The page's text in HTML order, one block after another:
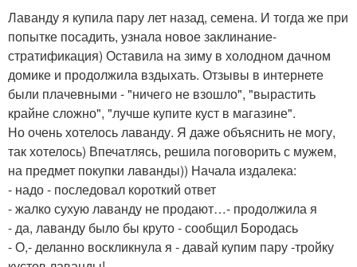
Лаванду я купила пару лет назад, семена. И тогда же при
попытке посадить, узнала новое заклинание-
стратификация) Оставила на зиму в холодном дачном
домике и продолжила вздыхать. Отзывы в интернете
были плачевными - "ничего не взошло", "вырастить
крайне сложно", "лучше купите куст в магазине".
Но очень хотелось лаванду. Я даже объяснить не могу,
так хотелось) Впечатлясь, решила поговорить с мужем,
на предмет покупки лаванды)) Начала издалека:
- надо - последовал короткий ответ
- жалко сухую лаванду не продают…- продолжила я
- да, лаванду было бы круто - сообщил Бородась
- О,- деланно воскликнула я - давай купим пару -тройку